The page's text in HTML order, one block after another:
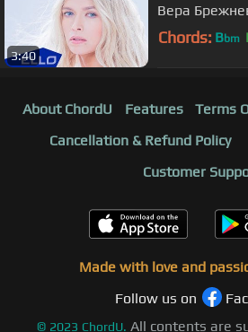
3:40
Вера
Chords: Bbm
About ChordU Features Terms
Cancellation & Refund Policy
Customer
Made with love and
Follow us on
© 2023 ChordU. All contents are